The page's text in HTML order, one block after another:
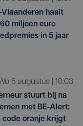
Vlaanderen haalt
miljoen euro
in 5 jaar
wo 5 augustus | 10:03
stuurt bij na
met BE-Alert:
code oranje krijgt